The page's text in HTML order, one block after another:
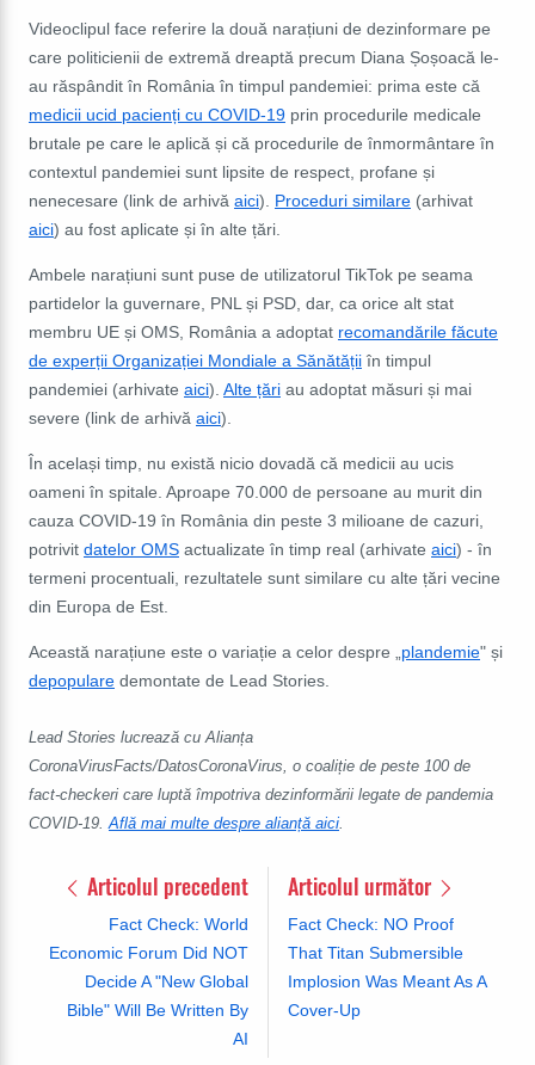
Videoclipul face referire la două narațiuni de dezinformare pe
care politicienii de extremă dreaptă precum Diana Șoșoacă le-
au răspândit în România în timpul pandemiei: prima este că
medicii ucid pacienți cu COVID-19 prin procedurile medicale
brutale pe care le aplică și că procedurile de înmormântare în
contextul pandemiei sunt lipsite de respect, profane și
nenecesare (link de arhivă aici). Proceduri similare (arhivat
aici) au fost aplicate și în alte țări.
Ambele narațiuni sunt puse de utilizatorul TikTok pe seama
partidelor la guvernare, PNL și PSD, dar, ca orice alt stat
membru UE și OMS, România a adoptat recomandările făcute
de experții Organizației Mondiale a Sănătății în timpul
pandemiei (arhivate aici). Alte țări au adoptat măsuri și mai
severe (link de arhivă aici).
În același timp, nu există nicio dovadă că medicii au ucis
oameni în spitale. Aproape 70.000 de persoane au murit din
cauza COVID-19 în România din peste 3 milioane de cazuri,
potrivit datelor OMS actualizate în timp real (arhivate aici) - în
termeni procentuali, rezultatele sunt similare cu alte țări vecine
din Europa de Est.
Această narațiune este o variație a celor despre „ plandemie" și
depopulare demontate de Lead Stories.
Lead Stories lucrează cu Alianța
CoronaVirusFacts/DatosCoronaVirus, o coaliție de peste 100 de
fact-checkeri care luptă împotriva dezinformării legate de pandemia
COVID-19. Află mai multe despre alianță aici
Articolul precedent
Fact Check: World
Economic Forum Did NOT
Decide A "New Global
Bible" Will Be Written By
AI
Articolul următor
Fact Check: NO Proof
That Titan Submersible
Implosion Was Meant As A
Cover-Up